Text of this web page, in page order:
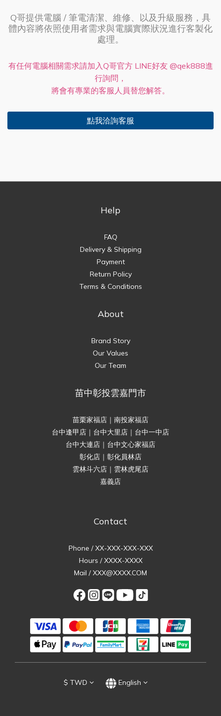
Q哥提供電腦 / 筆電清潔、維修、以及升級服務，具
體內容將依照使用者需求與電腦實際狀況進行客製化
處理。
有任何電腦相關需求請加入Q哥官方 LINE好友 @qek888進
行詢問，
將會有專業的客服人員替您解答。
點我洽詢客服
Help
FAQ
Delivery & Shipping
Payment
Return Policy
Terms & Conditions
About
Brand Story
Our Values
Our Team
苗中彰投雲嘉門市
苗栗家福店｜南投家福店
台中逢甲店｜台中大里店｜台中一中店
台中大連店｜台中文心家福店
彰化店｜彰化員林店
雲林斗六店｜雲林虎尾店
嘉義店
Contact
Phone / XX-XXX-XXX-XXX
Hours / XXXX-XXXX
Mail / XXX@XXXX.COM
$ TWD English